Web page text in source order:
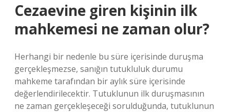
Cezaevine giren kişinin ilk
mahkemesi ne zaman olur?
Herhangi bir nedenle bu süre içerisinde duruşma
gerçekleşmezse, sanığın tutukluluk durumu
mahkeme tarafından bir aylık süre içerisinde
değerlendirilecektir. Tutuklunun ilk duruşmasının
ne zaman gerçekleşeceği sorulduğunda, tutuklunun